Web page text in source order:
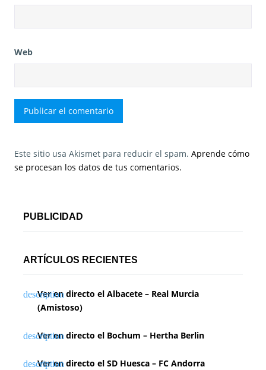
Web
Este sitio usa Akismet para reducir el spam. Aprende cómo
se procesan los datos de tus comentarios.
PUBLICIDAD
ARTÍCULOS RECIENTES
Ver en directo el Albacete – Real Murcia
(Amistoso)
Ver en directo el Bochum – Hertha Berlin
Ver en directo el SD Huesca – FC Andorra